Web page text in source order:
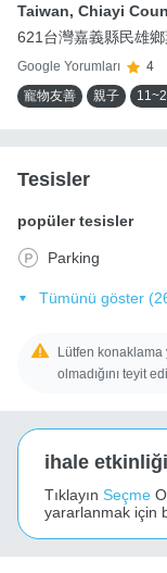
Taiwan, Chiayi
621台灣嘉義縣民雄
Google Yorumları
4
寵物友善
親子
Tesisler
popüler tesisler
Parking
Tümünü göster
Lütfen
olmadığını teyit
ihale
Tıklayın Seçme
yararlanmak için